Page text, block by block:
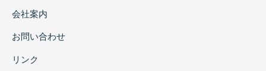
会社案内
お問い合わせ
リンク